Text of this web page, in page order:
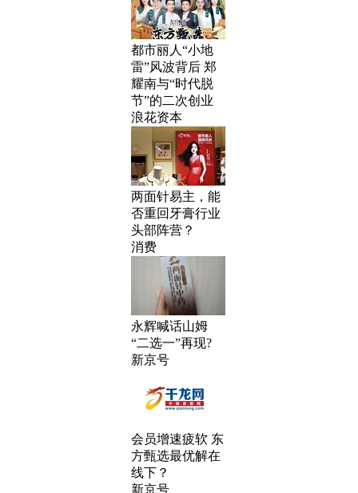
都市丽人“小地
雷”风波背后 郑
耀南与“时代脱
节”的二次创业
浪花资本
两面针易主，能
否重回牙膏行业
头部阵营？
消费
永辉喊话山姆
“二选一”再现?
新京号
会员增速疲软 东
方甄选最优解在
线下？
新京号